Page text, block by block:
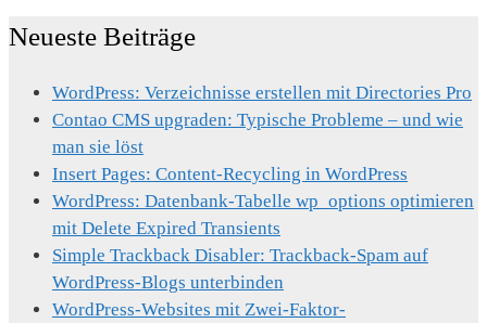
Neueste Beiträge
WordPress: Verzeichnisse erstellen mit Directories Pro
Contao CMS upgraden: Typische Probleme – und wie
man sie löst
Insert Pages: Content-Recycling in WordPress
WordPress: Datenbank-Tabelle wp_options optimieren
mit Delete Expired Transients
Simple Trackback Disabler: Trackback-Spam auf
WordPress-Blogs unterbinden
WordPress-Websites mit Zwei-Faktor-